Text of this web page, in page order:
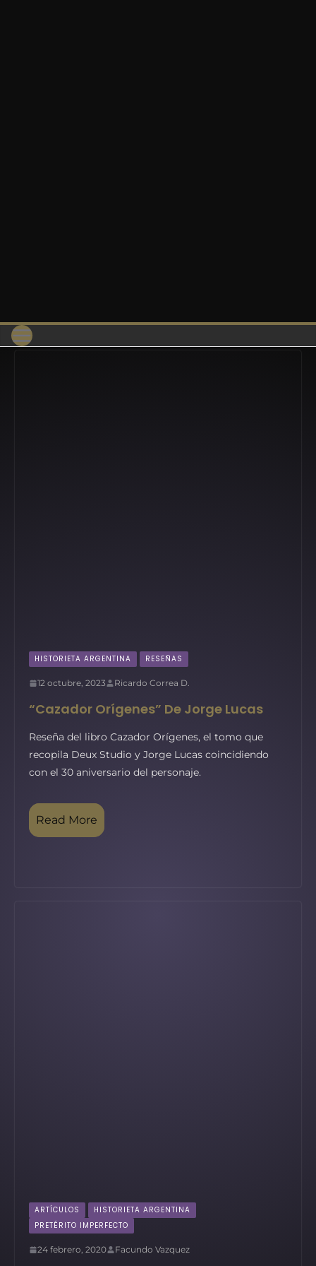
HISTORIETA ARGENTINA RESEÑAS
12 octubre, 2023 Ricardo Correa D.
“Cazador Orígenes” De Jorge Lucas
Reseña del libro Cazador Orígenes, el tomo que
recopila Deux Studio y Jorge Lucas coincidiendo
con el 30 aniversario del personaje.
Read More
ARTÍCULOS
HISTORIETA ARGENTINA
PRETÉRITO IMPERFECTO
24 febrero, 2020 Facundo Vazquez